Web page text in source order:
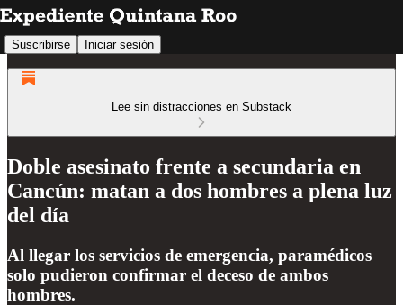
Suscribirse Iniciar sesión
Lee sin distracciones en Substack
Doble asesinato frente a secundaria en
Cancún: matan a dos hombres a plena luz
del día
Al llegar los servicios de emergencia, paramédicos
solo pudieron confirmar el deceso de ambos
hombres.